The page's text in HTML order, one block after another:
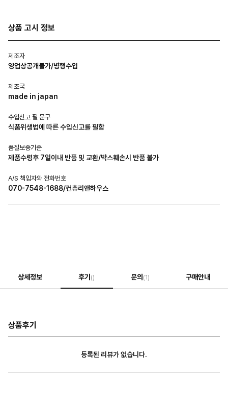
상품 고시 정보
제조자
영업상공개불가/병행수입
제조국
made in japan
수입신고 필 문구
식품위생법에 따른 수입신고를 필함
품질보증기준
제품수령후 7일이내 반품 및 교환/박스훼손시 반품 불가
A/S 책임자와 전화번호
070-7548-1688/컨츄리앤하우스
상세정보 후기() 문의(1) 구매안내
상품후기
등록된 리뷰가 없습니다.